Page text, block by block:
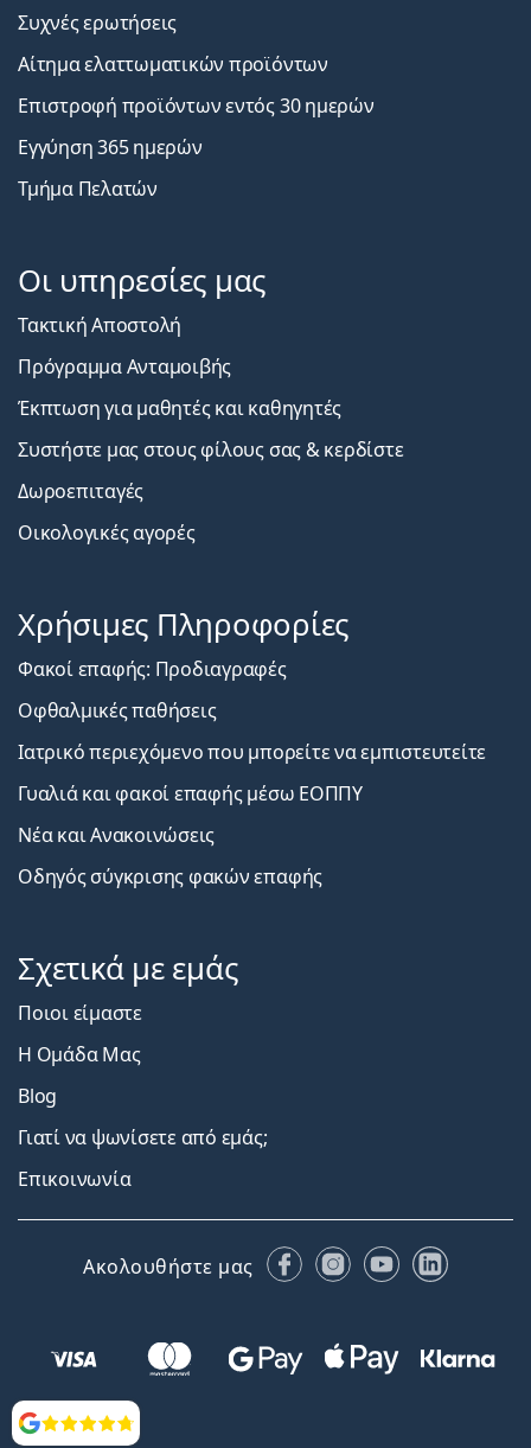
Αξιολογήσεις
Συχνές ερωτήσεις
Αίτημα ελαττωματικών προϊόντων
Επιστροφή προϊόντων εντός 30 ημερών
Εγγύηση 365 ημερών
Τμήμα Πελατών
Οι υπηρεσίες μας
Τακτική Αποστολή
Πρόγραμμα Ανταμοιβής
Έκπτωση για μαθητές και καθηγητές
Συστήστε μας στους φίλους σας & κερδίστε
Δωροεπιταγές
Οικολογικές αγορές
Χρήσιμες Πληροφορίες
Φακοί επαφής: Προδιαγραφές
Οφθαλμικές παθήσεις
Ιατρικό περιεχόμενο που μπορείτε να εμπιστευτείτε
Γυαλιά και φακοί επαφής μέσω ΕΟΠΠΥ
Νέα και Ανακοινώσεις
Οδηγός σύγκρισης φακών επαφής
Σχετικά με εμάς
Ποιοι είμαστε
Η Ομάδα Μας
Blog
Γιατί να ψωνίσετε από εμάς;
Επικοινωνία
Ακολουθήστε μας FacebookInstagram
YouTubeLinkedIn